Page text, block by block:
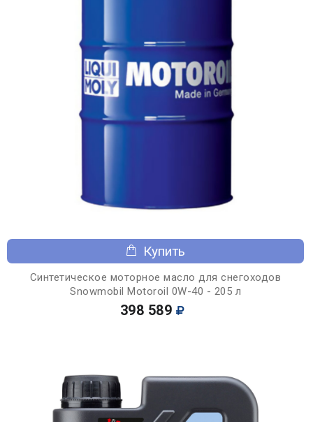
Купить
Синтетическое моторное масло для снегоходов
Snowmobil Motoroil 0W-40 - 205 л
398 589